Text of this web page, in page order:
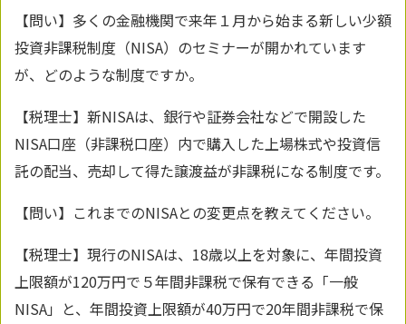
【問い】多くの金融機関で来年１月から始まる新しい少額
投資非課税制度（NISA）のセミナーが開かれています
が、どのような制度ですか。
【税理士】新NISAは、銀行や証券会社などで開設した
NISA口座（非課税口座）内で購入した上場株式や投資信
託の配当、売却して得た譲渡益が非課税になる制度です。
【問い】これまでのNISAとの変更点を教えてください。
【税理士】現行のNISAは、18歳以上を対象に、年間投資
上限額が120万円で５年間非課税で保有できる「一般
NISA」と、年間投資上限額が40万円で20年間非課税で保